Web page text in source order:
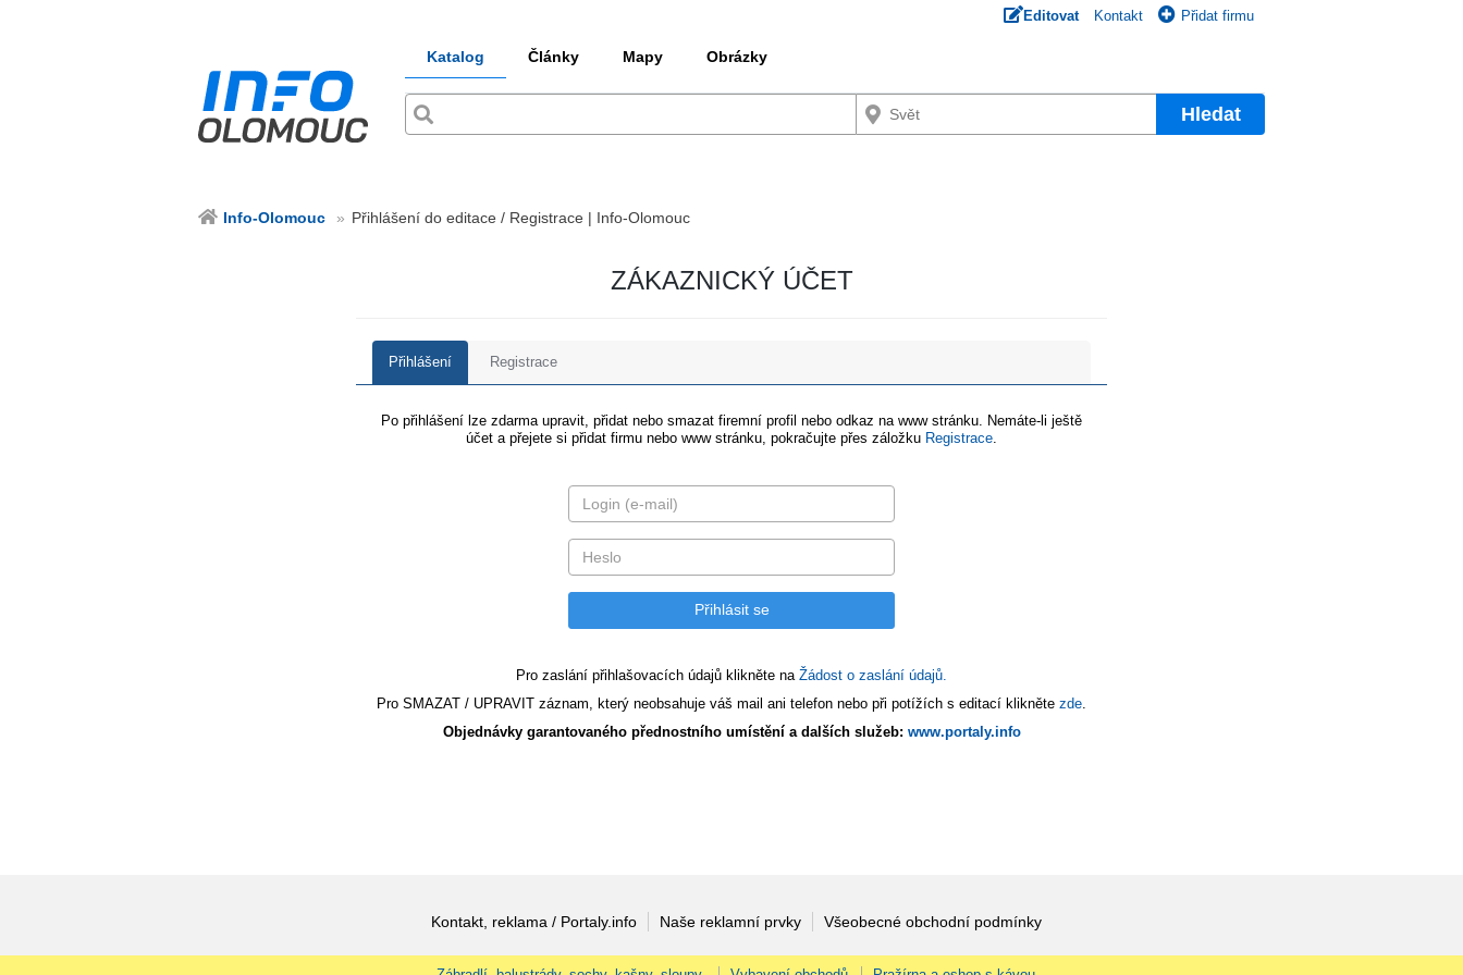
Editovat Kontakt Přidat firmu
Katalog Články Mapy Obrázky
Hledat
Info-Olomouc Přihlášení do editace / Registrace | Info-Olomouc
ZÁKAZNICKÝ ÚČET
Přihlášení Registrace
Po přihlášení lze zdarma upravit, přidat nebo smazat firemní profil nebo odkaz na www stránku. Nemáte-li ještě
účet a přejete si přidat firmu nebo www stránku, pokračujte přes záložku Registrace
Pro zaslání přihlašovacích údajů klikněte na Žádost o zaslání údajů.
Pro SMAZAT / UPRAVIT záznam, který neobsahuje váš mail ani telefon nebo při potížích s editací klikněte zde
Objednávky garantovaného přednostního umístění a dalších služeb: www.portaly.info
Kontakt, reklama / Portaly.info Naše reklamní prvky Všeobecné obchodní podmínky